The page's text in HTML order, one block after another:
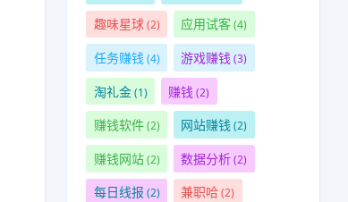
趣味星球(2) 应用试客(4)
任务赚钱(4) 游戏赚钱(3)
淘礼金(1) 赚钱 (2)
赚钱软件(2) 网站赚钱(2)
赚钱网站(2) 数据分析(2)
每日线报 (2) 兼职哈(2)